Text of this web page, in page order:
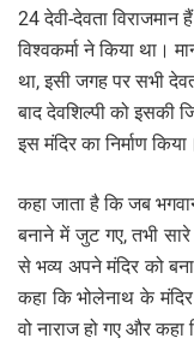
24 देवी-देवता विराजमान
विश्वकर्मा ने किया
था, इसी जगह पर सभी
बाद देवशिल्पी को इसकी
इस मंदिर का निर्माण किया।
कहा जाता है कि जब
बनाने में जुट गए, तभी
से भव्य अपने मंदिर को
कहा कि भोलेनाथ के
वो नाराज हो गए और कहा